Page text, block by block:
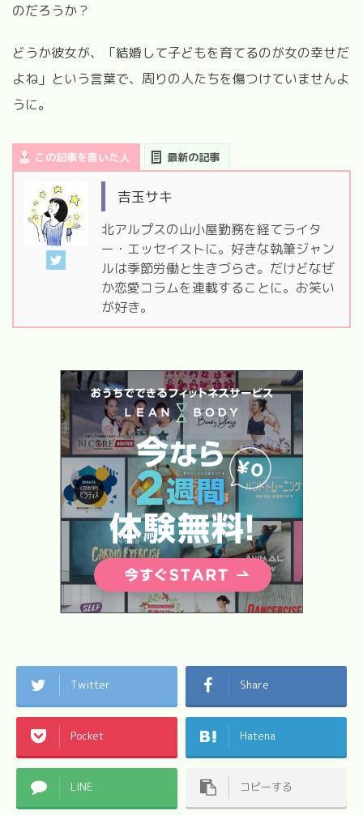
のだろうか？
どうか彼女が、「結婚して子どもを育てるのが女の幸せだ
よね」という言葉で、周りの人たちを傷つけていませんよ
うに。
この記事を書いた人 最新の記事
吉玉サキ
北アルプスの山小屋勤務を経てライタ
ー・エッセイストに。好きな執筆ジャン
ルは季節労働と生きづらさ。だけどなぜ
か恋愛コラムを連載することに。お笑い
が好き。
Twitter Share
Pocket Hatena
LINE コピーする